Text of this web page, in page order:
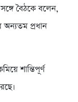
সঙ্গে বৈঠকে বলেন,
প্রধান
শান্তিপূর্ণ